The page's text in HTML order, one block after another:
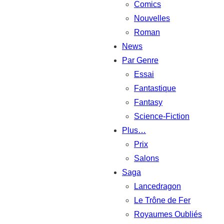
Comics
Nouvelles
Roman
News
Par Genre
Essai
Fantastique
Fantasy
Science-Fiction
Plus…
Prix
Salons
Saga
Lancedragon
Le Trône de Fer
Royaumes Oubliés